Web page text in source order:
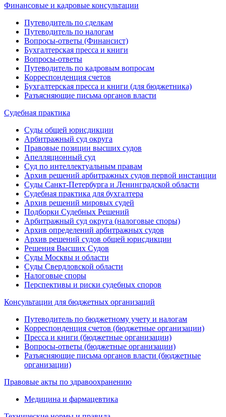
Финансовые и кадровые консультации
Путеводитель по сделкам
Путеводитель по налогам
Вопросы-ответы (Финансист)
Бухгалтерская пресса и книги
Вопросы-ответы
Путеводитель по кадровым вопросам
Корреспонденция счетов
Бухгалтерская пресса и книги (для бюджетника)
Разъясняющие письма органов власти
Судебная практика
Суды общей юрисдикции
Арбитражный суд округа
Правовые позиции высших судов
Апелляционный суд
Суд по интеллектуальным правам
Архив решений арбитражных судов первой инстанции
Суды Санкт-Петербурга и Ленинградской области
Судебная практика для бухгалтера
Архив решений мировых судей
Подборки Судебных Решений
Арбитражный суд округа (налоговые споры)
Архив определений арбитражных судов
Архив решений судов общей юрисдикции
Решения Высших Судов
Суды Москвы и области
Суды Свердловской области
Налоговые споры
Перспективы и риски судебных споров
Консультации для бюджетных организаций
Путеводитель по бюджетному учету и налогам
Корреспонденция счетов (бюджетные организации)
Пресса и книги (бюджетные организации)
Вопросы-ответы (бюджетные организации)
Разъясняющие письма органов власти (бюджетные
организации)
Правовые акты по здравоохранению
Медицина и фармацевтика